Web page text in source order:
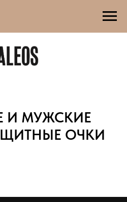
И МУЖСКИЕ
ОЧКИ